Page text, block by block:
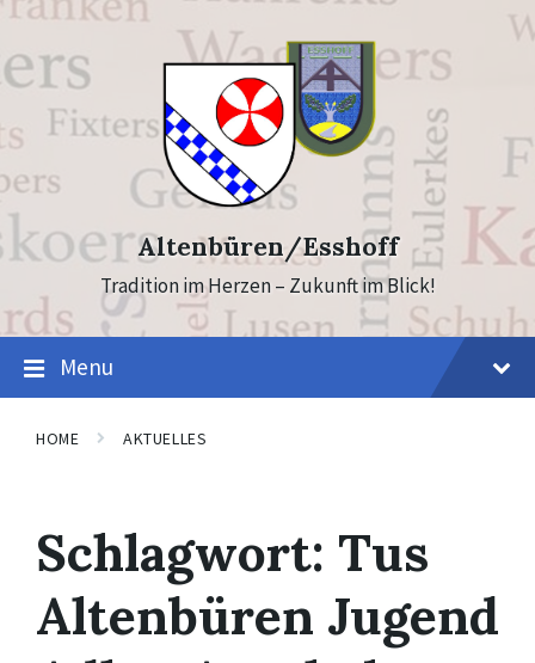
Skip
content
Skip
footer
Altenbüren/Esshoff
Tradition im Herzen – Zukunft im Blick!
Menu
HOME AKTUELLES
Schlagwort: Tus
Altenbüren Jugend